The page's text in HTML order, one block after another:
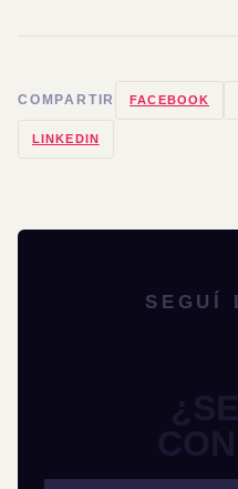
COMPARTIR FACEBOOK
LINKEDIN
SEGUÍ